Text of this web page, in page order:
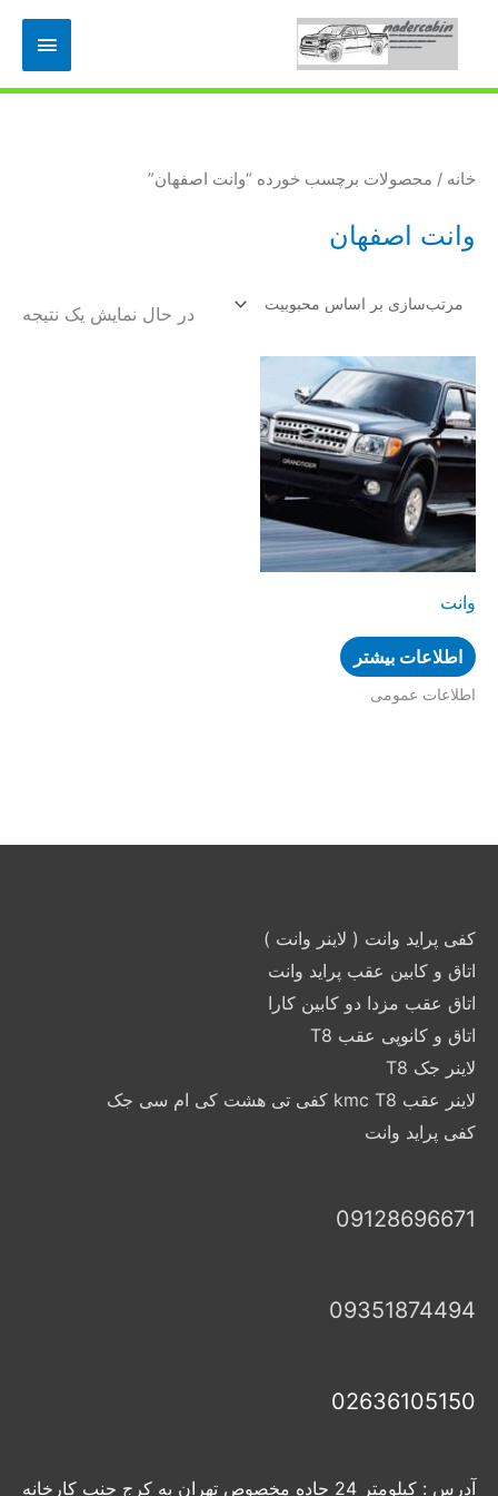
اصلی
خانه / محصولات برچسب خورده “وانت اصفهان”
وانت اصفهان
در حال نمایش یک نتیجه
وانت
اطلاعات بیشتر
اطلاعات عمومی
کفی پراید وانت ( لاینر وانت )
اتاق و کابین عقب پراید وانت
اتاق عقب مزدا دو کابین کارا
اتاق و کانوپی عقب T8
لاینر جک T8
لاینر عقب kmc T8 کفی تی هشت کی ام سی جک
کفی پراید وانت
09128696671
09351874494
02636105150
آدرس : کیلومتر 24 جاده مخصوص تهران به کرج جنب کارخانه